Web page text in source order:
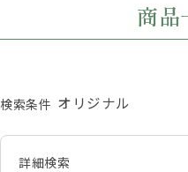
商品
検索条件 オリジナル
詳細検索